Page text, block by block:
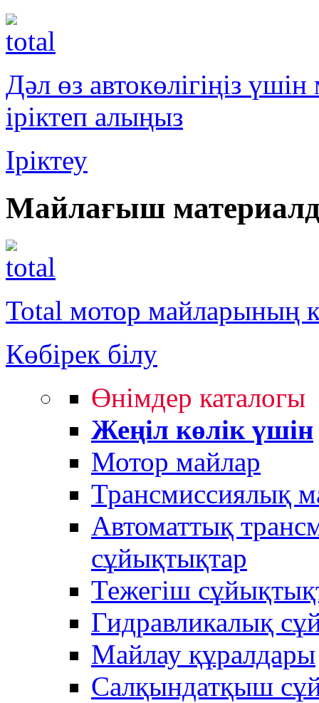
Дәл өз автокөлігіңіз
іріктеп алыңыз
Іріктеу
Майлағыш
Total мотор майларының
Көбірек білу
Өнімдер каталогы
Жеңіл көлік үшін
Мотор майлар
Трансмиссиялық
Автоматтық
сұйықтықтар
Тежегіш
Гидравликалық
Майлау құралдары
Салқындатқыш